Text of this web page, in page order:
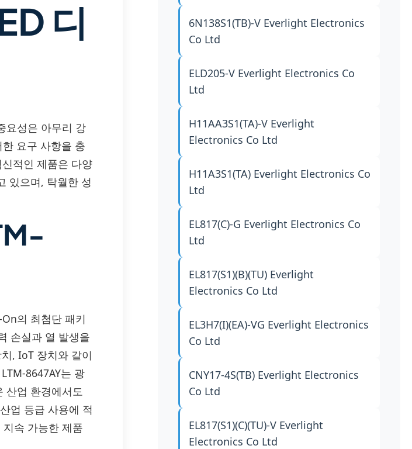
디
요성은 아무리 강
요구 사항을 충
적인 제품은 다양
있으며, 탁월한 성
의 최첨단 패키
손실과 열 발생을
, IoT 장치와 같이
8647AY는 광
산업 환경에서도
업 등급 사용에 적
지속 가능한 제품
6N138S1(TB)-V Everlight Electronics
Co Ltd
ELD205-V Everlight Electronics Co
Ltd
H11AA3S1(TA)-V Everlight
Electronics Co Ltd
H11A3S1(TA) Everlight Electronics Co
Ltd
EL817(C)-G Everlight Electronics Co
Ltd
EL817(S1)(B)(TU) Everlight
Electronics Co Ltd
EL3H7(I)(EA)-VG Everlight Electronics
Co Ltd
CNY17-4S(TB) Everlight Electronics
Co Ltd
EL817(S1)(C)(TU)-V Everlight
Electronics Co Ltd